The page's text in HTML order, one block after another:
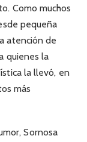
Como muchos
pequeña
atención de
quienes la
la llevó, en
más
Sornosa